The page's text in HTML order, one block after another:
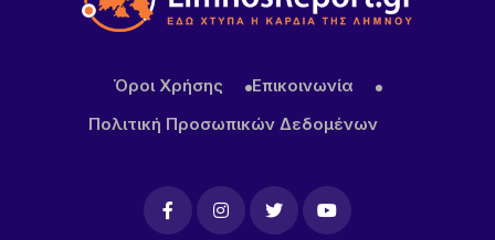
Όροι Χρήσης
Επικοινωνία
Πολιτική Προσωπικών Δεδομένων